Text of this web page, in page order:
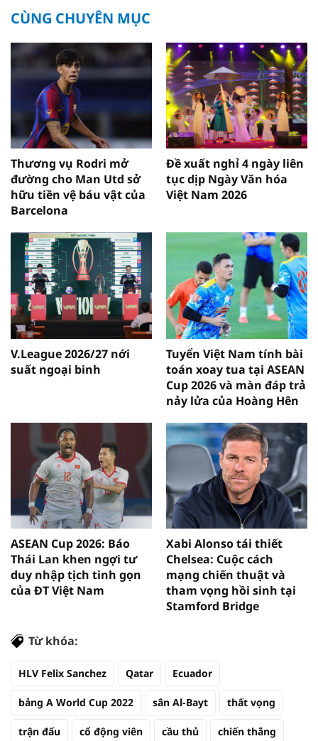
CÙNG CHUYÊN MỤC
Thương vụ Rodri mở
đường cho Man Utd sở
hữu tiền vệ báu vật của
Barcelona
Đề xuất nghỉ 4 ngày liên
tục dịp Ngày Văn hóa
Việt Nam 2026
V.League 2026/27 nới
suất ngoại binh
Tuyển Việt Nam tính bài
toán xoay tua tại ASEAN
Cup 2026 và màn đáp trả
nảy lửa của Hoàng Hên
ASEAN Cup 2026: Báo
Thái Lan khen ngợi tư
duy nhập tịch tinh gọn
của ĐT Việt Nam
Xabi Alonso tái thiết
Chelsea: Cuộc cách
mạng chiến thuật và
tham vọng hồi sinh tại
Stamford Bridge
Từ khóa:
HLV Felix Sanchez Qatar Ecuador
bảng A World Cup 2022 sân Al-Bayt thất vọng
trận đấu cổ động viên cầu thủ chiến thắng